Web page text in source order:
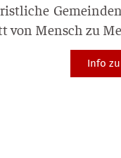
von Mensch zu
Info